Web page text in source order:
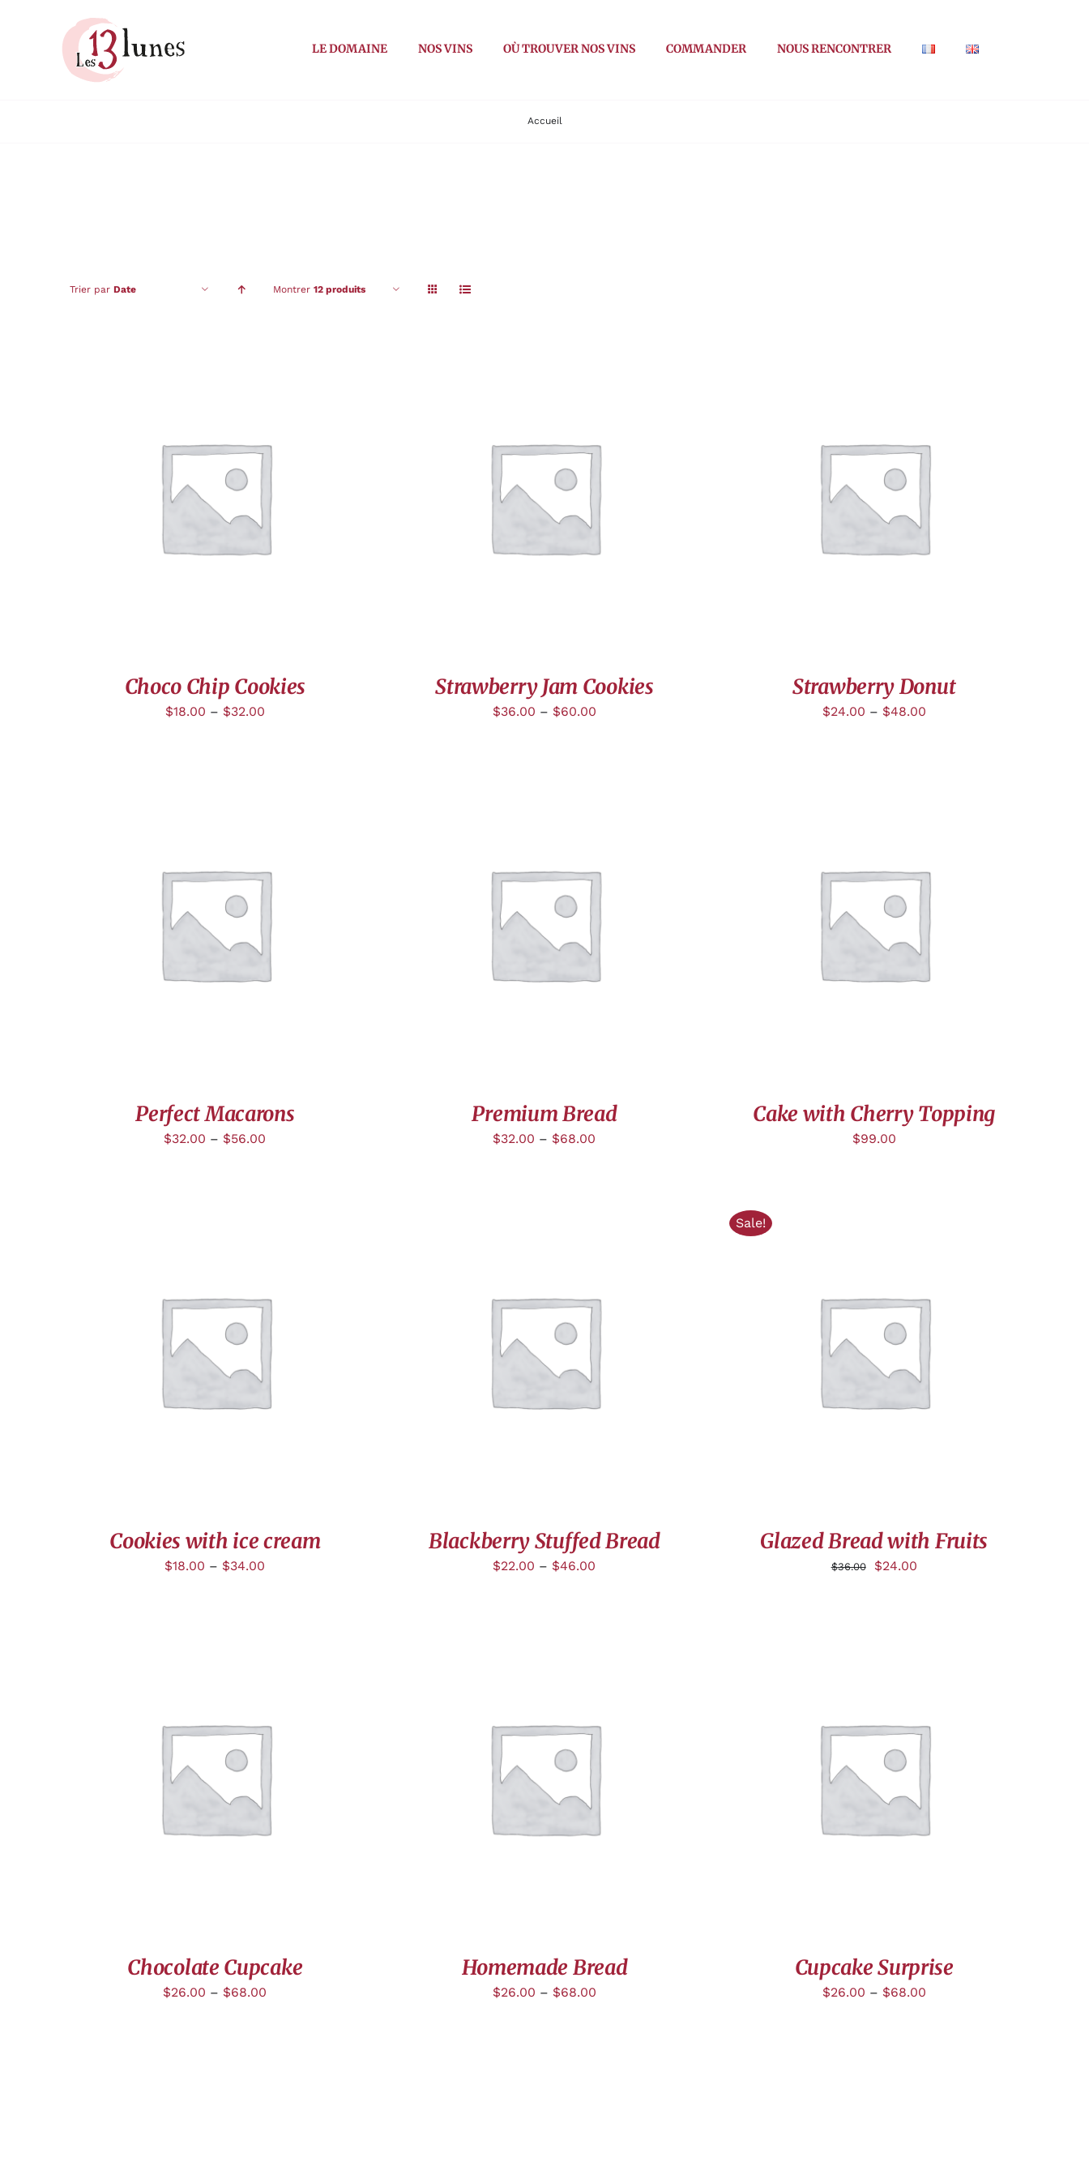
LE DOMAINE NOS VINS OÙ TROUVER NOS VINS COMMANDER NOUS RENCONTRER
Accueil
Trier par Date Montrer 12 produits
APERÇU
Choco Chip Cookies
$18.00 – $32.00
APERÇU
Strawberry Jam Cookies
$36.00 – $60.00
APERÇU
Strawberry Donut
$24.00 – $48.00
APERÇU
Perfect Macarons
$32.00 – $56.00
CHOIX DES OPTIONS
Premium Bread
$32.00 – $68.00
AJOUTER AU PANIER APERÇU
Cake with Cherry Topping
$99.00
APERÇU
Cookies with ice cream
$18.00 – $34.00
APERÇU
Blackberry Stuffed Bread
$22.00 – $46.00
Sale!
AJOUTER AU PANIER APERÇU
Glazed Bread with Fruits
$36.00 $24.00
APERÇU
Chocolate Cupcake
$26.00 – $68.00
APERÇU
Homemade Bread
$26.00 – $68.00
APERÇU
Cupcake Surprise
$26.00 – $68.00